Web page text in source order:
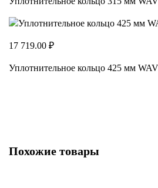
17 719.00 ₽
Уплотнительное кольцо 425 мм
Похожие товары